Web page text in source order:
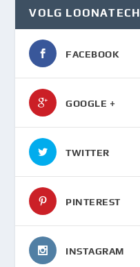
VOLG LOONATECH
FACEBOOK
GOOGLE +
TWITTER
PINTEREST
INSTAGRAM